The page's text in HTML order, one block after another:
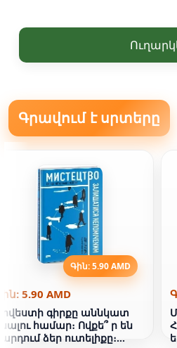
Գրավում է սրտերը
Գին: 5.90 AMD
5.90 AMD
գիրքը աննկատ
համար։ Ովքե՞ ր են
ձեր ուտելիքը։